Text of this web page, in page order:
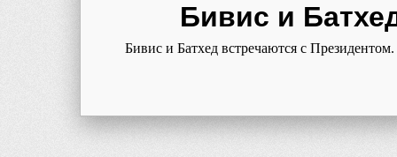
Бивис и
Бивис и Батхед встречаются с Президентом.